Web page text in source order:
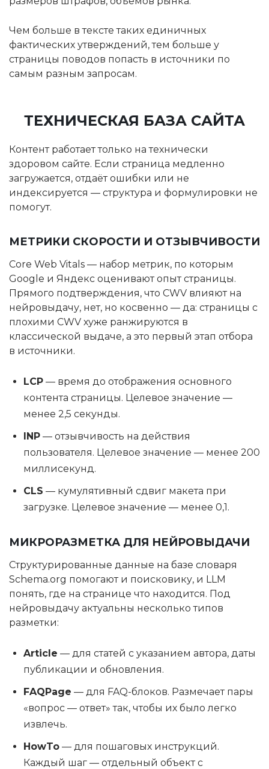
Чем больше в тексте таких единичных
фактических утверждений, тем больше у
страницы поводов попасть в источники по
самым разным запросам.
ТЕХНИЧЕСКАЯ БАЗА САЙТА
Контент работает только на технически
здоровом сайте. Если страница медленно
загружается, отдаёт ошибки или не
индексируется — структура и формулировки не
помогут.
МЕТРИКИ СКОРОСТИ И ОТЗЫВЧИВОСТИ
Core Web Vitals — набор метрик, по которым
Google и Яндекс оценивают опыт страницы.
Прямого подтверждения, что CWV влияют на
нейровыдачу, нет, но косвенно — да: страницы с
плохими CWV хуже ранжируются в
классической выдаче, а это первый этап отбора
в источники.
LCP — время до отображения основного
контента страницы. Целевое значение —
менее 2,5 секунды.
INP — отзывчивость на действия
пользователя. Целевое значение — менее 200
миллисекунд.
CLS — кумулятивный сдвиг макета при
загрузке. Целевое значение — менее 0,1.
МИКРОРАЗМЕТКА ДЛЯ НЕЙРОВЫДАЧИ
Структурированные данные на базе словаря
Schema.org помогают и поисковику, и LLM
понять, где на странице что находится. Под
нейровыдачу актуальны несколько типов
разметки:
Article — для статей с указанием автора, даты
публикации и обновления.
FAQPage — для FAQ-блоков. Размечает пары
«вопрос — ответ» так, чтобы их было легко
извлечь.
HowTo — для пошаговых инструкций.
Каждый шаг — отдельный объект с